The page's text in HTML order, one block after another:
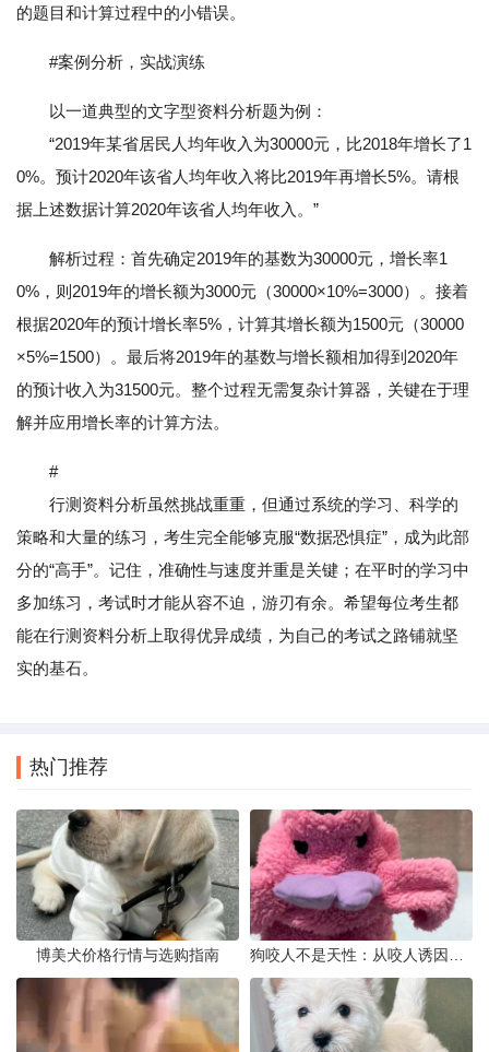
的题目和计算过程中的小错误。
#案例分析，实战演练
以一道典型的文字型资料分析题为例：
“2019年某省居民人均年收入为30000元，比2018年增长了1
0%。预计2020年该省人均年收入将比2019年再增长5%。请根
据上述数据计算2020年该省人均年收入。”
解析过程：首先确定2019年的基数为30000元，增长率1
0%，则2019年的增长额为3000元（30000×10%=3000）。接着
根据2020年的预计增长率5%，计算其增长额为1500元（30000
×5%=1500）。最后将2019年的基数与增长额相加得到2020年
的预计收入为31500元。整个过程无需复杂计算器，关键在于理
解并应用增长率的计算方法。
#
行测资料分析虽然挑战重重，但通过系统的学习、科学的
策略和大量的练习，考生完全能够克服“数据恐惧症”，成为此部
分的“高手”。记住，准确性与速度并重是关键；在平时的学习中
多加练习，考试时才能从容不迫，游刃有余。希望每位考生都
能在行测资料分析上取得优异成绩，为自己的考试之路铺就坚
实的基石。
热门推荐
博美犬价格行情与选购指南